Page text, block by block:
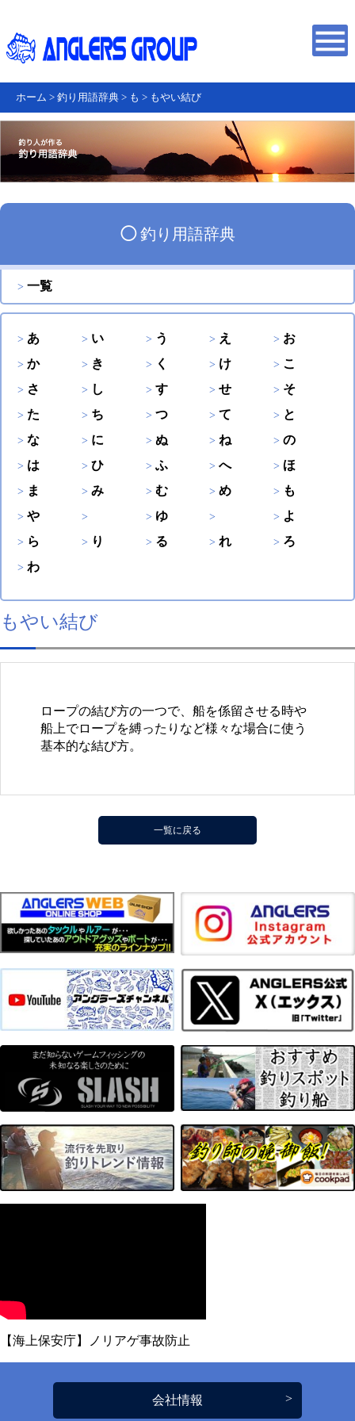
ホーム > 釣り用語辞典 > も > もやい結び
◯釣り用語辞典
一覧
あ い う え
お
か
き く け
こ
さ
し す せ
そ
た
ち つ て
と
な
に ぬ ね
の
は
ひ ふ へ
ほ
ま
み む め
も
や
ゆ
よ
ら
り る れ
ろ
わ
もやい結び
ロープの結び方の一つで、船を係留させる時や
船上でロープを縛ったりなど様々な場合に使う
基本的な結び方。
一覧に戻る
【海上保安庁】ノリアゲ事故防止
会社情報